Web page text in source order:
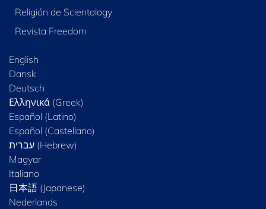
Religión de Scientology
Revista Freedom
English
Dansk
Deutsch
Ελληνικά (Greek)
Español (Latino)
Español (Castellano)
Magyar
Italiano
日本語 (Japanese)
Nederlands